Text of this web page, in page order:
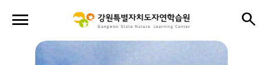
menu
search